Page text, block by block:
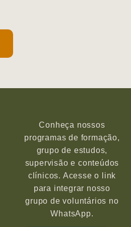
Conheça nossos
programas de formação,
grupo de estudos,
supervisão e conteúdos
clínicos. Acesse o link
para integrar nosso
grupo de voluntários no
WhatsApp.